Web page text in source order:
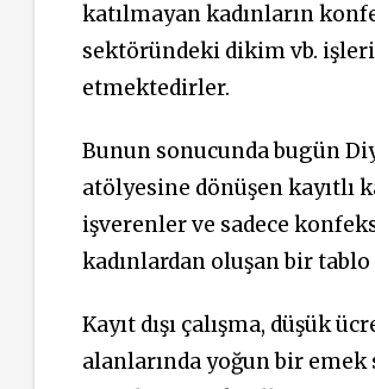
katılmayan kadınların
sektöründeki dikim vb.
etmektedirler.
Bunun sonucunda bugün
atölyesine dönüşen kayıtlı
işverenler ve sadece
kadınlardan oluşan bir tablo
Kayıt dışı çalışma, düşük
alanlarında yoğun bir